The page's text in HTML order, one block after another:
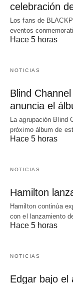
celebración
Los fans de
eventos
Hace 5 horas
NOTICIAS
Blind
anuncia el
La agrupación Blind
próximo álbum de
Hace 5 horas
NOTICIAS
Hamilton
Hamilton continúa
con el lanzamiento
Hace 5 horas
NOTICIAS
Edgar bajo el